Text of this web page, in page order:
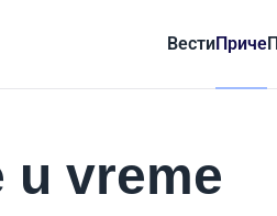
ВестиПриче
u vreme